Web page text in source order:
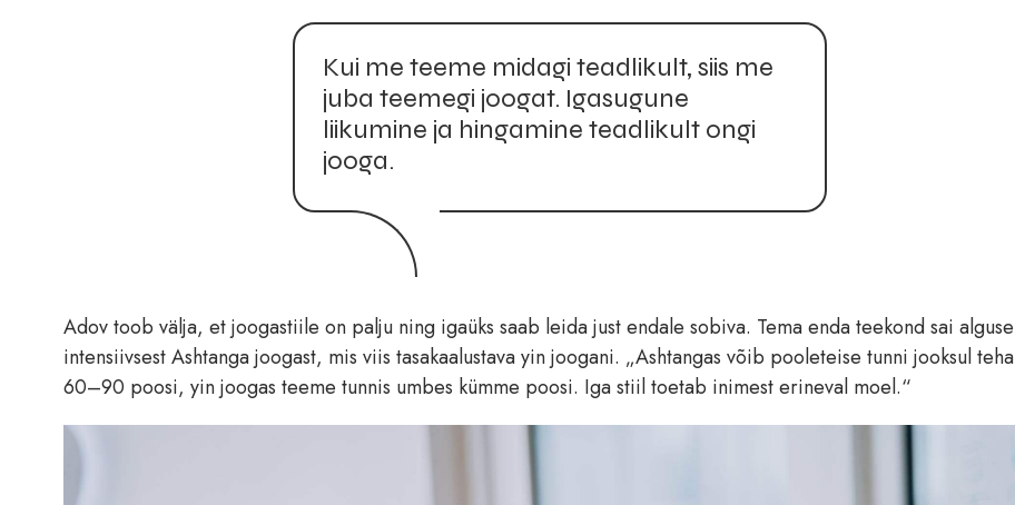
Kui me teeme midagi teadlikult, siis me
juba teemegi joogat. Igasugune
liikumine ja hingamine teadlikult ongi
jooga.
Adov toob välja, et joogastiile on palju ning igaüks saab leida just endale sobiva. Tema enda teekond sai alguse
intensiivsest Ashtanga joogast, mis viis tasakaalustava yin joogani. „Ashtangas võib pooleteise tunni jooksul teha
60–90 poosi, yin joogas teeme tunnis umbes kümme poosi. Iga stiil toetab inimest erineval moel.“